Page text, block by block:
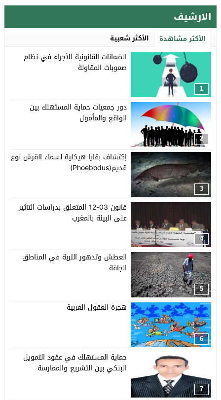
الارشيف
الأكثر مشاهدة الأكثر شعبية
1
الضمانات القانونية للأجراء في نظام
صعوبات المقاولة
2
دور جمعيات حماية المستهلك بين
الواقع والمأمول
3
إكتشاف بقايا هيكلية لسمك القرش نوع
قديم(Phoebodus)
4
قانون 03-12 المتعلق بدراسات التأثير
على البيئة بالمغرب
5
العطش وتدهور التربة في المناطق
الجافة
6
هجرة العقول العربية
7
حماية المستهلك في عقود التمويل
البنكي بين التشريع والممارسة